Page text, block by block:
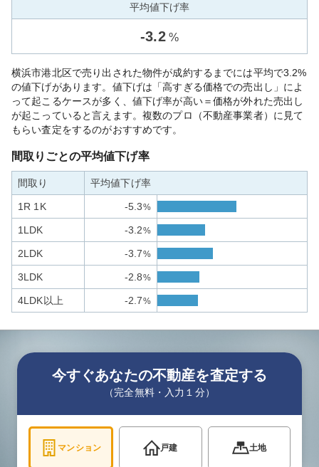
平均値下げ率
-3.2 %
横浜市港北区で売り出された物件が成約するまでには平均で3.2%
の値下げがあります。値下げは「高すぎる価格での売出し」によ
って起こるケースが多く、値下げ率が高い＝価格が外れた売出し
が起こっていると言えます。複数のプロ（不動産事業者）に見て
もらい査定をするのがおすすめです。
間取りごとの平均値下げ率
間取り 平均値下げ率
1R 1K -5.3%
1LDK -3.2%
2LDK -3.7%
3LDK -2.8%
4LDK以上 -2.7%
今すぐあなたの不動産を査定する
（完全無料・入力１分）
マンション 戸建 土地